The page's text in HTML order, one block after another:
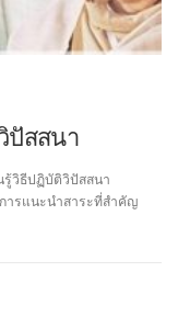
ปัสสนา
รู้วิธีปฏิบัติวิปัสสนา
ารแนะนำสาระที่สำคัญ